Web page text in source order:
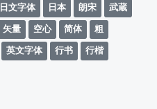
日文字体 日本 朗宋
武蔵
矢量 空心 简体
粗
英文字体 行书
行楷